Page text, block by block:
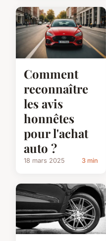
Comment
reconnaître
les avis
honnêtes
pour l'achat
auto ?
18 mars 2025 3 min